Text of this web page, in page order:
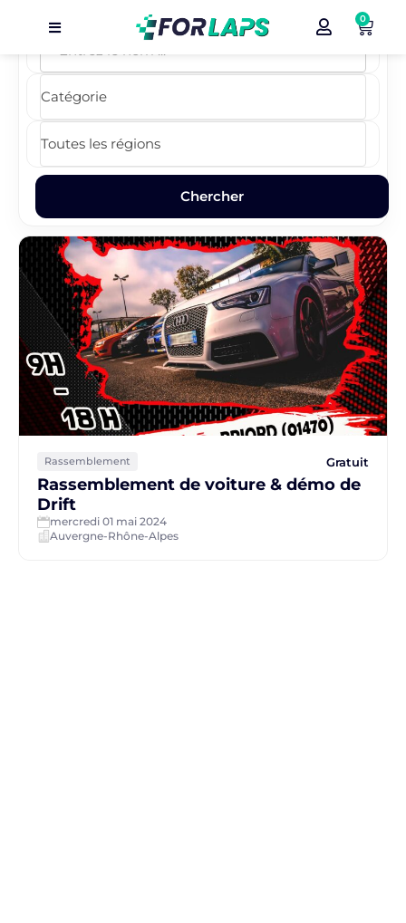
Carte
Événements
Localisation
0
Rassemblement Gratuit
Rassemblement de voiture & démo de
Drift
mercredi 01 mai 2024
Auvergne-Rhône-Alpes